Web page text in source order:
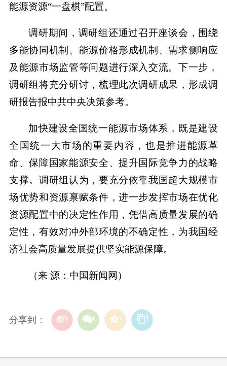
能源资源“一盘棋”配置。
调研期间，调研组还通过召开座谈会，围绕
多能协同机制、能源价格形成机制、需求侧响应
及能源市场监管等问题进行深入交流。下一步，
调研组将充分研讨，梳理此次调研成果，形成调
研报告报中共中央决策参考。
加快建设全国统一能源市场体系，既是建设
全国统一大市场的重要内容，也是推进能源革
命、保障国家能源安全、提升国际竞争力的战略
支撑。调研组认为，要充分依靠我国超大规模市
场优势和资源禀赋条件，进一步发挥市场在优化
资源配置中的决定性作用，凭借高质量发展的确
定性，有效对冲外部环境的不确定性，为我国经
济社会高质量发展提供坚实能源保障。
（来 源：中国新闻网）
分享到：